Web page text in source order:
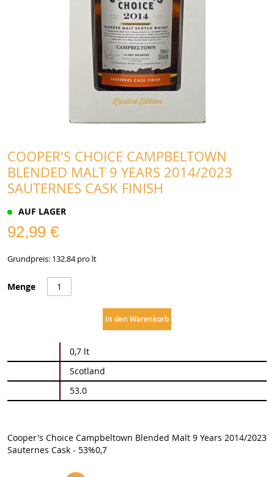
COOPER'S CHOICE CAMPBELTOWN
BLENDED MALT 9 YEARS 2014/2023
SAUTERNES CASK FINISH
AUF LAGER
92,99 €
Grundpreis: 132.84 pro lt
Menge
In den Warenkorb
Informationen
0,7 lt
Scotland
53.0
Cooper's Choice Campbeltown Blended Malt 9 Years 2014/2023
Sauternes Cask - 53%0,7